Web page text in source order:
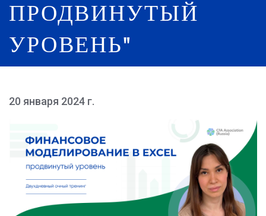
ПРОДВИНУТЫЙ
УРОВЕНЬ"
20 января 2024 г.